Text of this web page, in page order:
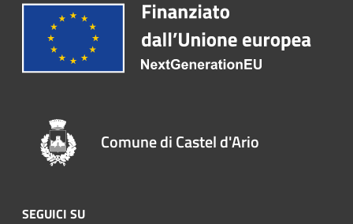
Comune di Castel d'Ario
SEGUICI SU